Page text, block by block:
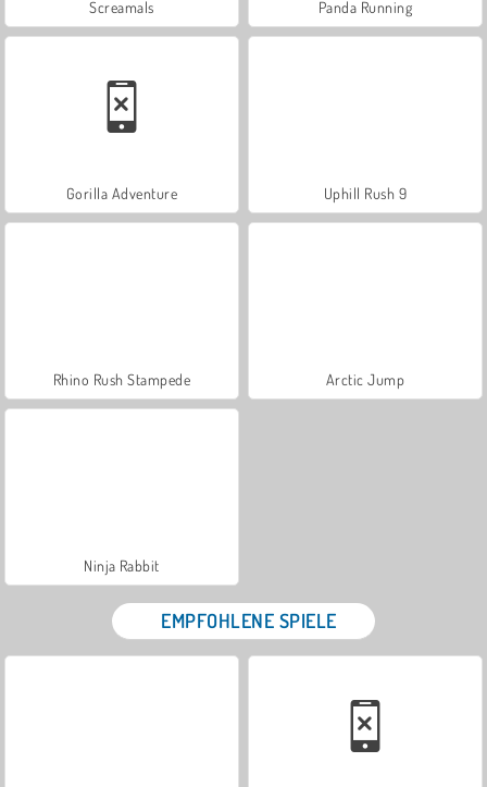
Screamals Panda Running
Gorilla Adventure Uphill Rush 9
Rhino Rush Stampede Arctic Jump
Ninja Rabbit
EMPFOHLENE SPIELE